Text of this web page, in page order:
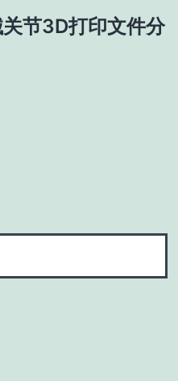
节3D打印文件分